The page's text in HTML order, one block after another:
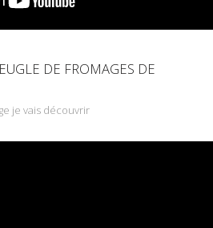
DE FROMAGES DE
je vais découvrir